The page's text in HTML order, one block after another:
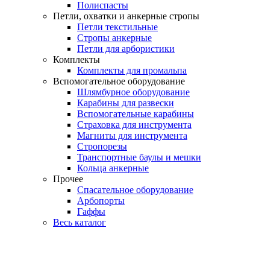
Полиспасты
Петли, охватки и анкерные стропы
Петли текстильные
Стропы анкерные
Петли для арбористики
Комплекты
Комплекты для промальпа
Вспомогательное оборудование
Шлямбурное оборудование
Карабины для развески
Вспомогательные карабины
Страховка для инструмента
Магниты для инструмента
Стропорезы
Транспортные баулы и мешки
Кольца анкерные
Прочее
Спасательное оборудование
Арбопорты
Гаффы
Весь каталог